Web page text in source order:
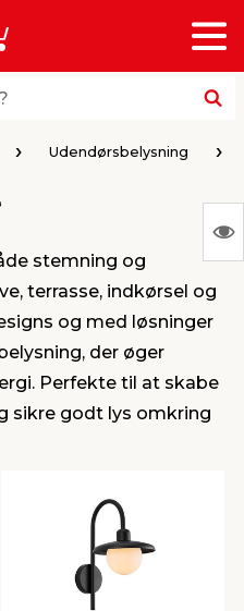
Menu
Udendørsbelysning
stemning og
terrasse, indkørsel og
og med løsninger
der øger
Perfekte til at skabe
sikre godt lys omkring